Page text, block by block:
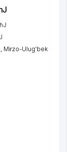
, Mirzo-Ulug'bek